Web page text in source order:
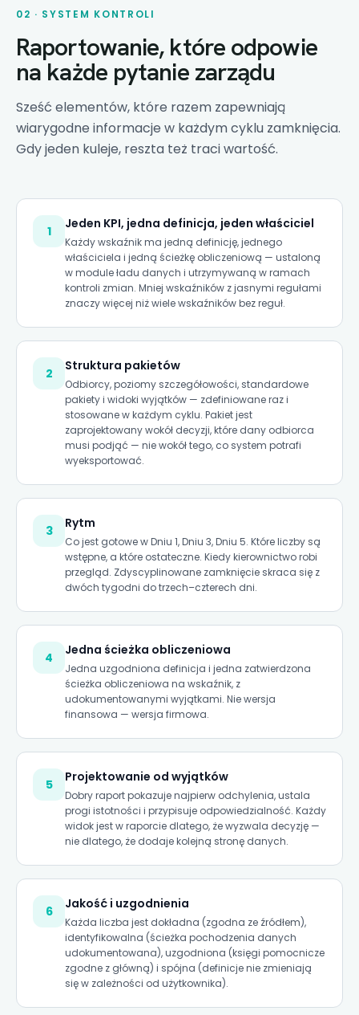
02 · SYSTEM KONTROLI
Raportowanie, które odpowie
na każde pytanie zarządu
Sześć elementów, które razem zapewniają
wiarygodne informacje w każdym cyklu zamknięcia.
Gdy jeden kuleje, reszta też traci wartość.
1 Jeden KPI, jedna definicja, jeden właściciel
Każdy wskaźnik ma jedną definicję, jednego
właściciela i jedną ścieżkę obliczeniową — ustaloną
w module ładu danych i utrzymywaną w ramach
kontroli zmian. Mniej wskaźników z jasnymi regułami
znaczy więcej niż wiele wskaźników bez reguł.
2 Struktura pakietów
Odbiorcy, poziomy szczegółowości, standardowe
pakiety i widoki wyjątków — zdefiniowane raz i
stosowane w każdym cyklu. Pakiet jest
zaprojektowany wokół decyzji, które dany odbiorca
musi podjąć — nie wokół tego, co system potrafi
wyeksportować.
3 Rytm
Co jest gotowe w Dniu 1, Dniu 3, Dniu 5. Które liczby są
wstępne, a które ostateczne. Kiedy kierownictwo robi
przegląd. Zdyscyplinowane zamknięcie skraca się z
dwóch tygodni do trzech–czterech dni.
4 Jedna ścieżka obliczeniowa
Jedna uzgodniona definicja i jedna zatwierdzona
ścieżka obliczeniowa na wskaźnik, z
udokumentowanymi wyjątkami. Nie wersja
finansowa — wersja firmowa.
5 Projektowanie od wyjątków
Dobry raport pokazuje najpierw odchylenia, ustala
progi istotności i przypisuje odpowiedzialność. Każdy
widok jest w raporcie dlatego, że wyzwala decyzję —
nie dlatego, że dodaje kolejną stronę danych.
6 Jakość i uzgodnienia
Każda liczba jest dokładna (zgodna ze źródłem),
identyfikowalna (ścieżka pochodzenia danych
udokumentowana), uzgodniona (księgi pomocnicze
zgodne z główną) i spójna (definicje nie zmieniają
się w zależności od użytkownika).